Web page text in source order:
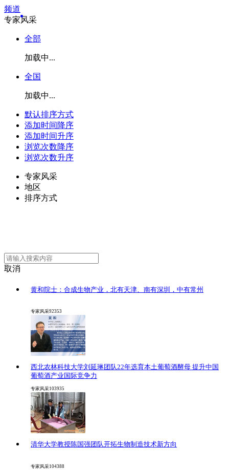
频道
专家风采
全部
加载中...
全国
加载中...
默认排序方式
添加时间降序
添加时间升序
浏览次数降序
浏览次数升序
专家风采
地区
排序方式
取消
黄和院士：合成生物产业，北有天津、南有深圳，中有常州
专家风采92353
西北农林科技大学刘延琳团队22年选育本土葡萄酒酵母 提升中国
葡萄酒产业国际竞争力
专家风采103935
清华大学教授陈国强团队开拓生物制造技术新方向
专家风采104388